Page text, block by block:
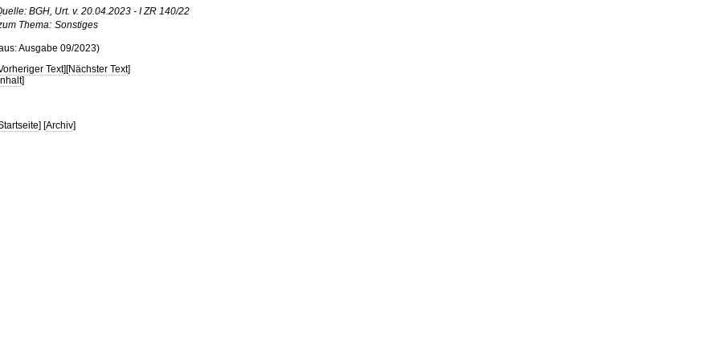
BGH, Urt. v. 20.04.2023 - I ZR 140/22
Thema: Sonstiges
Ausgabe 09/2023)
Text][Nächster Text]
]
] [Archiv]